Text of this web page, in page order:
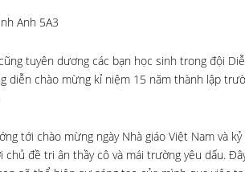
Anh 5A3
tuyên dương các bạn học sinh trong đội
diễn chào mừng kỉ niệm 15 năm thành lập
tới chào mừng ngày Nhà giáo Việt Nam và
chủ đề tri ân thầy cô và mái trường yêu dấu.